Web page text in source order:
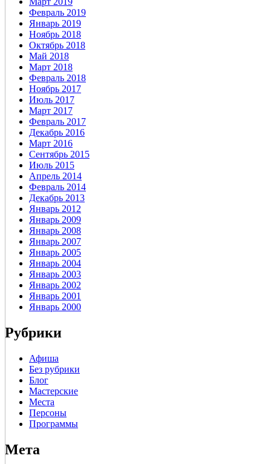
Февраль 2019
Январь 2019
Ноябрь 2018
Октябрь 2018
Май 2018
Март 2018
Февраль 2018
Ноябрь 2017
Июль 2017
Март 2017
Февраль 2017
Декабрь 2016
Март 2016
Сентябрь 2015
Июль 2015
Апрель 2014
Февраль 2014
Декабрь 2013
Январь 2012
Январь 2009
Январь 2008
Январь 2007
Январь 2005
Январь 2004
Январь 2003
Январь 2002
Январь 2001
Январь 2000
Рубрики
Афиша
Без рубрики
Блог
Мастерские
Места
Персоны
Программы
Мета